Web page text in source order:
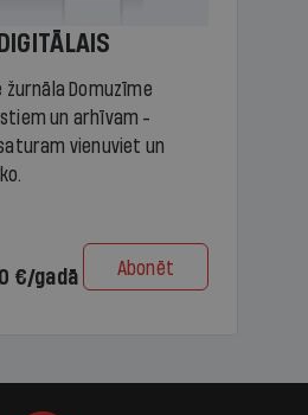
žurnāla Domuzīme
un arhīvam -
vienuviet un
€/gadā Abonēt